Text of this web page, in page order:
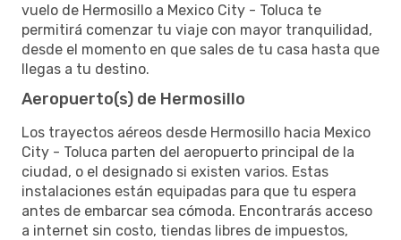
vuelo de Hermosillo a Mexico City - Toluca te
permitirá comenzar tu viaje con mayor tranquilidad,
desde el momento en que sales de tu casa hasta que
llegas a tu destino.
Aeropuerto(s) de Hermosillo
Los trayectos aéreos desde Hermosillo hacia Mexico
City - Toluca parten del aeropuerto principal de la
ciudad, o el designado si existen varios. Estas
instalaciones están equipadas para que tu espera
antes de embarcar sea cómoda. Encontrarás acceso
a internet sin costo, tiendas libres de impuestos,